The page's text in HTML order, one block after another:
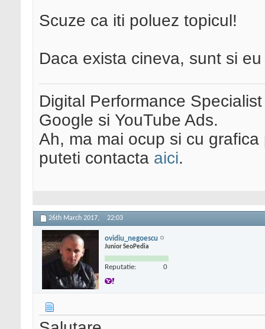
Scuze ca iti poluez topicul!
Daca exista cineva, sunt si
Digital Performance
Google si YouTube Ads.
Ah, ma mai ocup si cu
puteti contacta aici.
26th March 2017, 22:03
ovidiu_negoescu
Junior SeoPedia
Reputatie: 0